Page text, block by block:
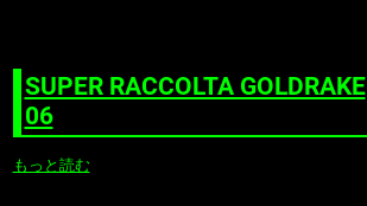
SUPER RACCOLTA GOLDRAKE
06
もっと読む